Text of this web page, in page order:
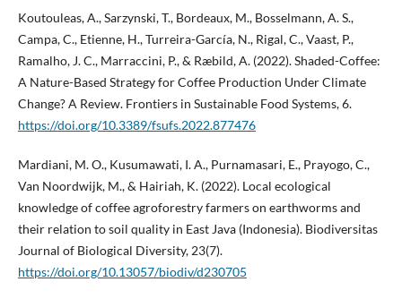
Koutouleas, A., Sarzynski, T., Bordeaux, M., Bosselmann, A. S.,
Campa, C., Etienne, H., Turreira-García, N., Rigal, C., Vaast, P.,
Ramalho, J. C., Marraccini, P., & Ræbild, A. (2022). Shaded-Coffee:
A Nature-Based Strategy for Coffee Production Under Climate
Change? A Review. Frontiers in Sustainable Food Systems, 6.
https://doi.org/10.3389/fsufs.2022.877476
Mardiani, M. O., Kusumawati, I. A., Purnamasari, E., Prayogo, C.,
Van Noordwijk, M., & Hairiah, K. (2022). Local ecological
knowledge of coffee agroforestry farmers on earthworms and
their relation to soil quality in East Java (Indonesia). Biodiversitas
Journal of Biological Diversity, 23(7).
https://doi.org/10.13057/biodiv/d230705